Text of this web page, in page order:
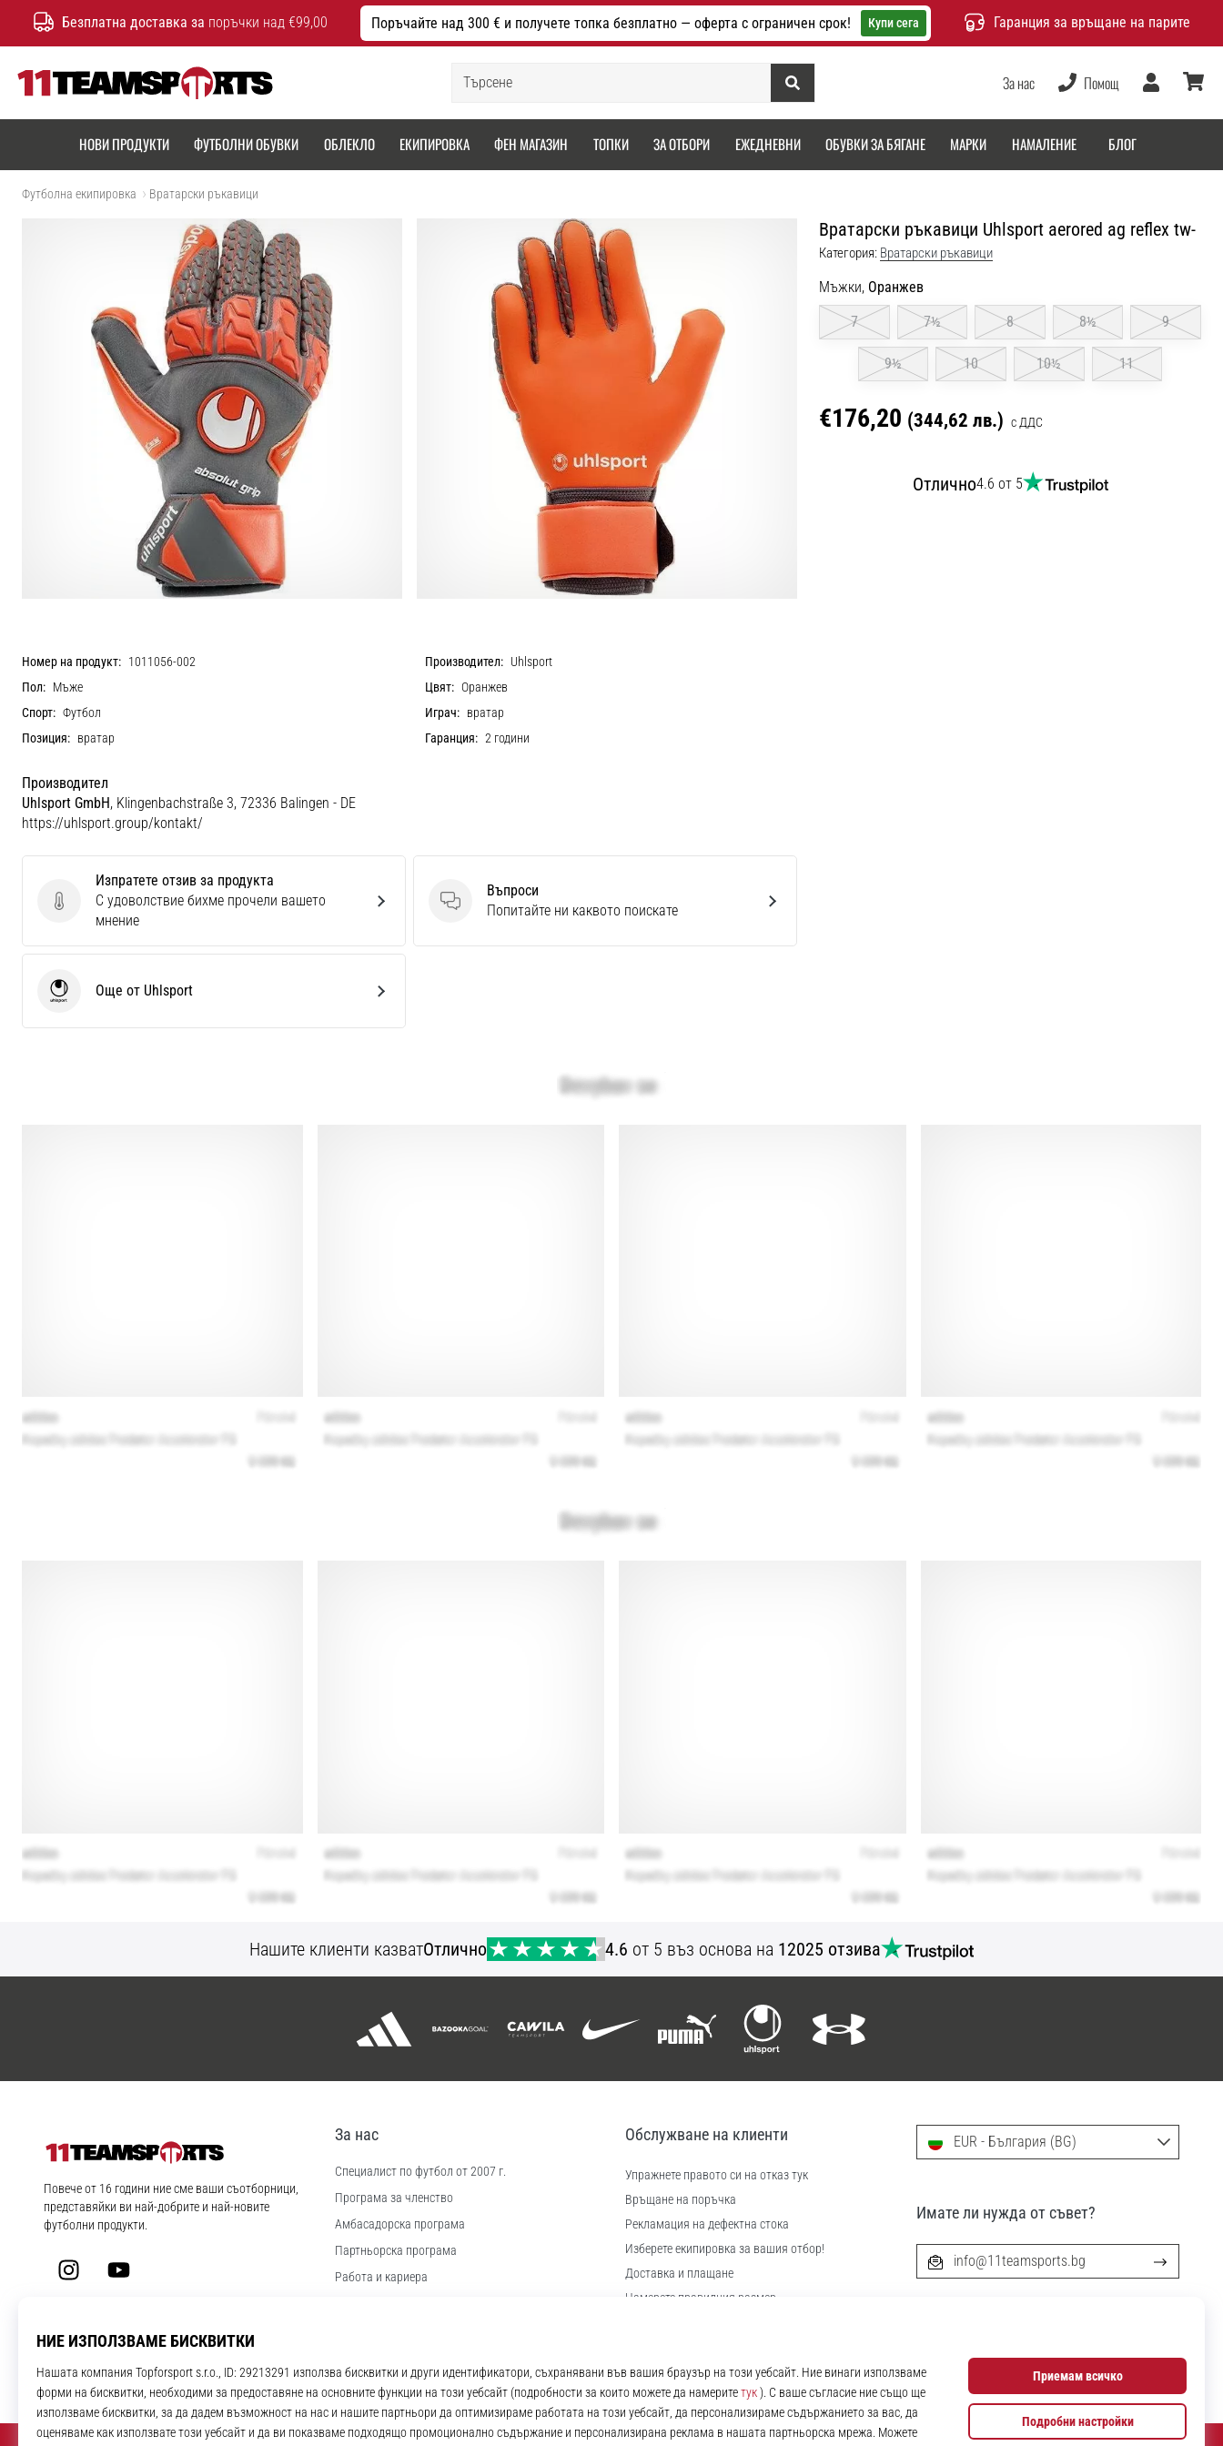
Безплатна доставка за поръчки над €99,00 Поръчайте над 300 € и получете топка безплатно — оферта с ограничен срок! Купи сега Гаранция за връщане на парите
Търсене
За нас Помощ
Потребител
НОВИ ПРОДУКТИ ФУТБОЛНИ ОБУВКИ ОБЛЕКЛО ЕКИПИРОВКА ФЕН МАГАЗИН ТОПКИ ЗА ОТБОРИ ЕЖЕДНЕВНИ ОБУВКИ ЗА БЯГАНЕ МАРКИ НАМАЛЕНИЕ БЛОГ
Футболна екипировка Вратарски ръкавици
Вратарски ръкавици Uhlsport aerored ag reflex tw-
Категория: Вратарски ръкавици
Мъжки, Оранжев
7
7½ 8 8½ 9
9½ 10 10½ 11
€176,20 (344,62 лв.) с ДДС
Отлично4.6 от 5
Номер на продукт: 1011056-002 Производител: Uhlsport
Пол: Мъже Цвят: Оранжев
Спорт: Футбол Играч: вратар
Позиция: вратар Гаранция: 2 години
Производител
Uhlsport GmbH, Klingenbachstraße 3, 72336 Balingen - DE
https://uhlsport.group/kontakt/
Изпратете отзив за продукта
Изпратете отзив за продукта
С удоволствие бихме прочели вашето
мнение
Въпроси
Въпроси
Попитайте ни каквото поискате
UhlsportОще от Uhlsport
Нашите клиенти казватОтлично 4.6 от 5 въз основа на 12025 отзива
11teamsports.bg
Повече от 16 години ние сме ваши съотборници,
представяйки ви най-добрите и най-новите
футболни продукти.
InstagramYouTube
За нас
Специалист по футбол от 2007 г.
Програма за членство
Aмбасадорска програма
Партньорска програма
Работа и кариера
Обслужване на клиенти
Упражнете правото си на отказ тук
Връщане на поръчка
Рекламация на дефектна стока
Изберете екипировка за вашия отбор!
Доставка и плащане
Намерете правилния размер
Политика за поверителност
EUR - България (BG)
Имате ли нужда от съвет?
info@11teamsports.bg